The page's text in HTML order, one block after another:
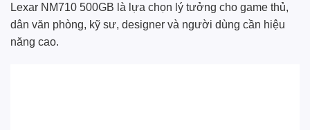
Lexar NM710 500GB là lựa chọn lý tưởng cho game thủ,
dân văn phòng, kỹ sư, designer và người dùng cần hiệu
năng cao.